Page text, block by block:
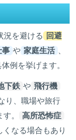
況を避ける 回避
事 や 家庭生活
例を挙げます。
下鉄 や 飛行機
り、職場や旅行
。
高所恐怖症
なる場合もあり